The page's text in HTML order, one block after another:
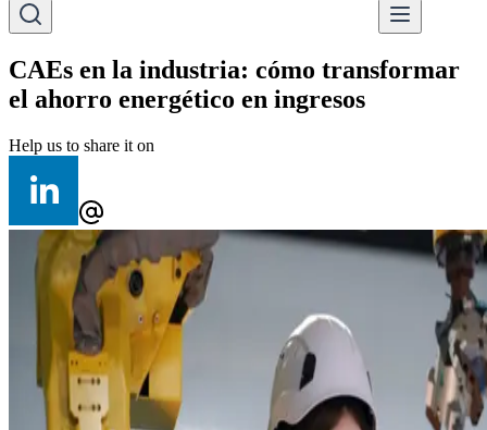
CAEs en la industria: cómo transformar
el ahorro energético en ingresos
Help us to share it on